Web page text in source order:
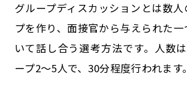
グループディスカッションとは数
プを作り、面接官から与えられた
いて話し合う選考方法です。人数
ープ2～5人で、30分程度行われます。